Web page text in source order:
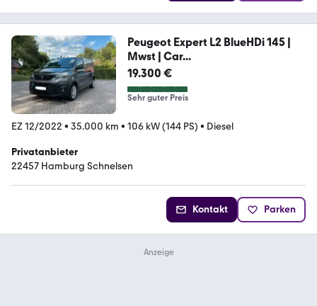
Peugeot Expert L2 BlueHDi 145 |
Mwst | Car...
19.300 €
Sehr guter Preis
EZ 12/2022 • 35.000 km • 106 kW (144 PS) • Diesel
Privatanbieter
22457 Hamburg Schnelsen
Kontakt Parken